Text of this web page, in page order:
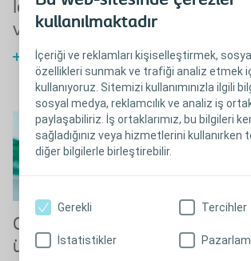
kullanılmaktadır
İçeriği ve reklamları kişiselleştirmek,
özellikleri sunmak ve trafiği analiz etmek
kullanıyoruz. Sitemizi kullanımınızla ilgili
sosyal medya, reklamcılık ve analiz iş
paylaşabiliriz. İş ortaklarımız, bu bilgileri
sağladığınız veya hizmetlerini kullanırken
diğer bilgilerle birleştirebilir.
Gerekli Tercihler
İstatistikler
İdrar atma kılıfları
ve idrar torbaları
İdrar atma kılıflarımız ve idrar
torbalarımız
Aralıklı
EasiCath
Conveen
ürünleri
Anal